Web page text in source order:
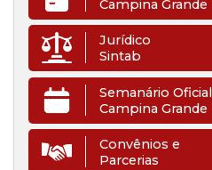
Campina Grande
Jurídico
Sintab
Semanário Oficial
Campina Grande
Convênios e
Parcerias